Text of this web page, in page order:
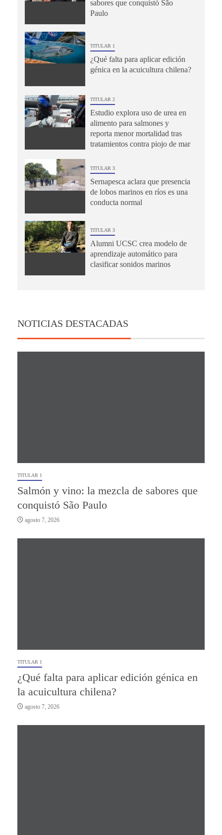
sabores que conquistó São
Paulo
TITULAR 1
¿Qué falta para aplicar edición
génica en la acuicultura chilena?
TITULAR 2
Estudio explora uso de urea en
alimento para salmones y
reporta menor mortalidad tras
tratamientos contra piojo de mar
TITULAR 3
Sernapesca aclara que presencia
de lobos marinos en ríos es una
conducta normal
TITULAR 3
Alumni UCSC crea modelo de
aprendizaje automático para
clasificar sonidos marinos
NOTICIAS DESTACADAS
TITULAR 1
Salmón y vino: la mezcla de sabores que
conquistó São Paulo
agosto 7, 2026
TITULAR 1
¿Qué falta para aplicar edición génica en
la acuicultura chilena?
agosto 7, 2026